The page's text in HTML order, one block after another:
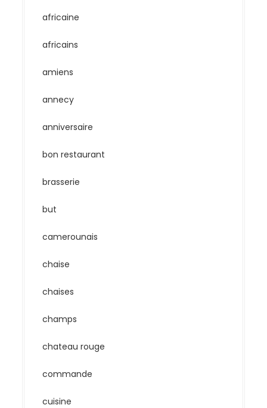
africaine
africains
amiens
annecy
anniversaire
bon restaurant
brasserie
but
camerounais
chaise
chaises
champs
chateau rouge
commande
cuisine